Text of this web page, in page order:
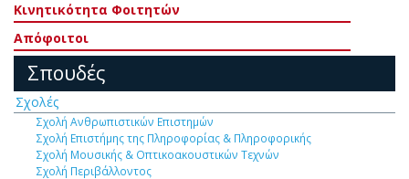
Κινητικότητα Φοιτητών
Απόφοιτοι
Σπουδές
Σχολές
Σχολή Ανθρωπιστικών Επιστημών
Σχολή Επιστήμης της Πληροφορίας & Πληροφορικής
Σχολή Μουσικής & Οπτικοακουστικών Τεχνών
Σχολή Περιβάλλοντος